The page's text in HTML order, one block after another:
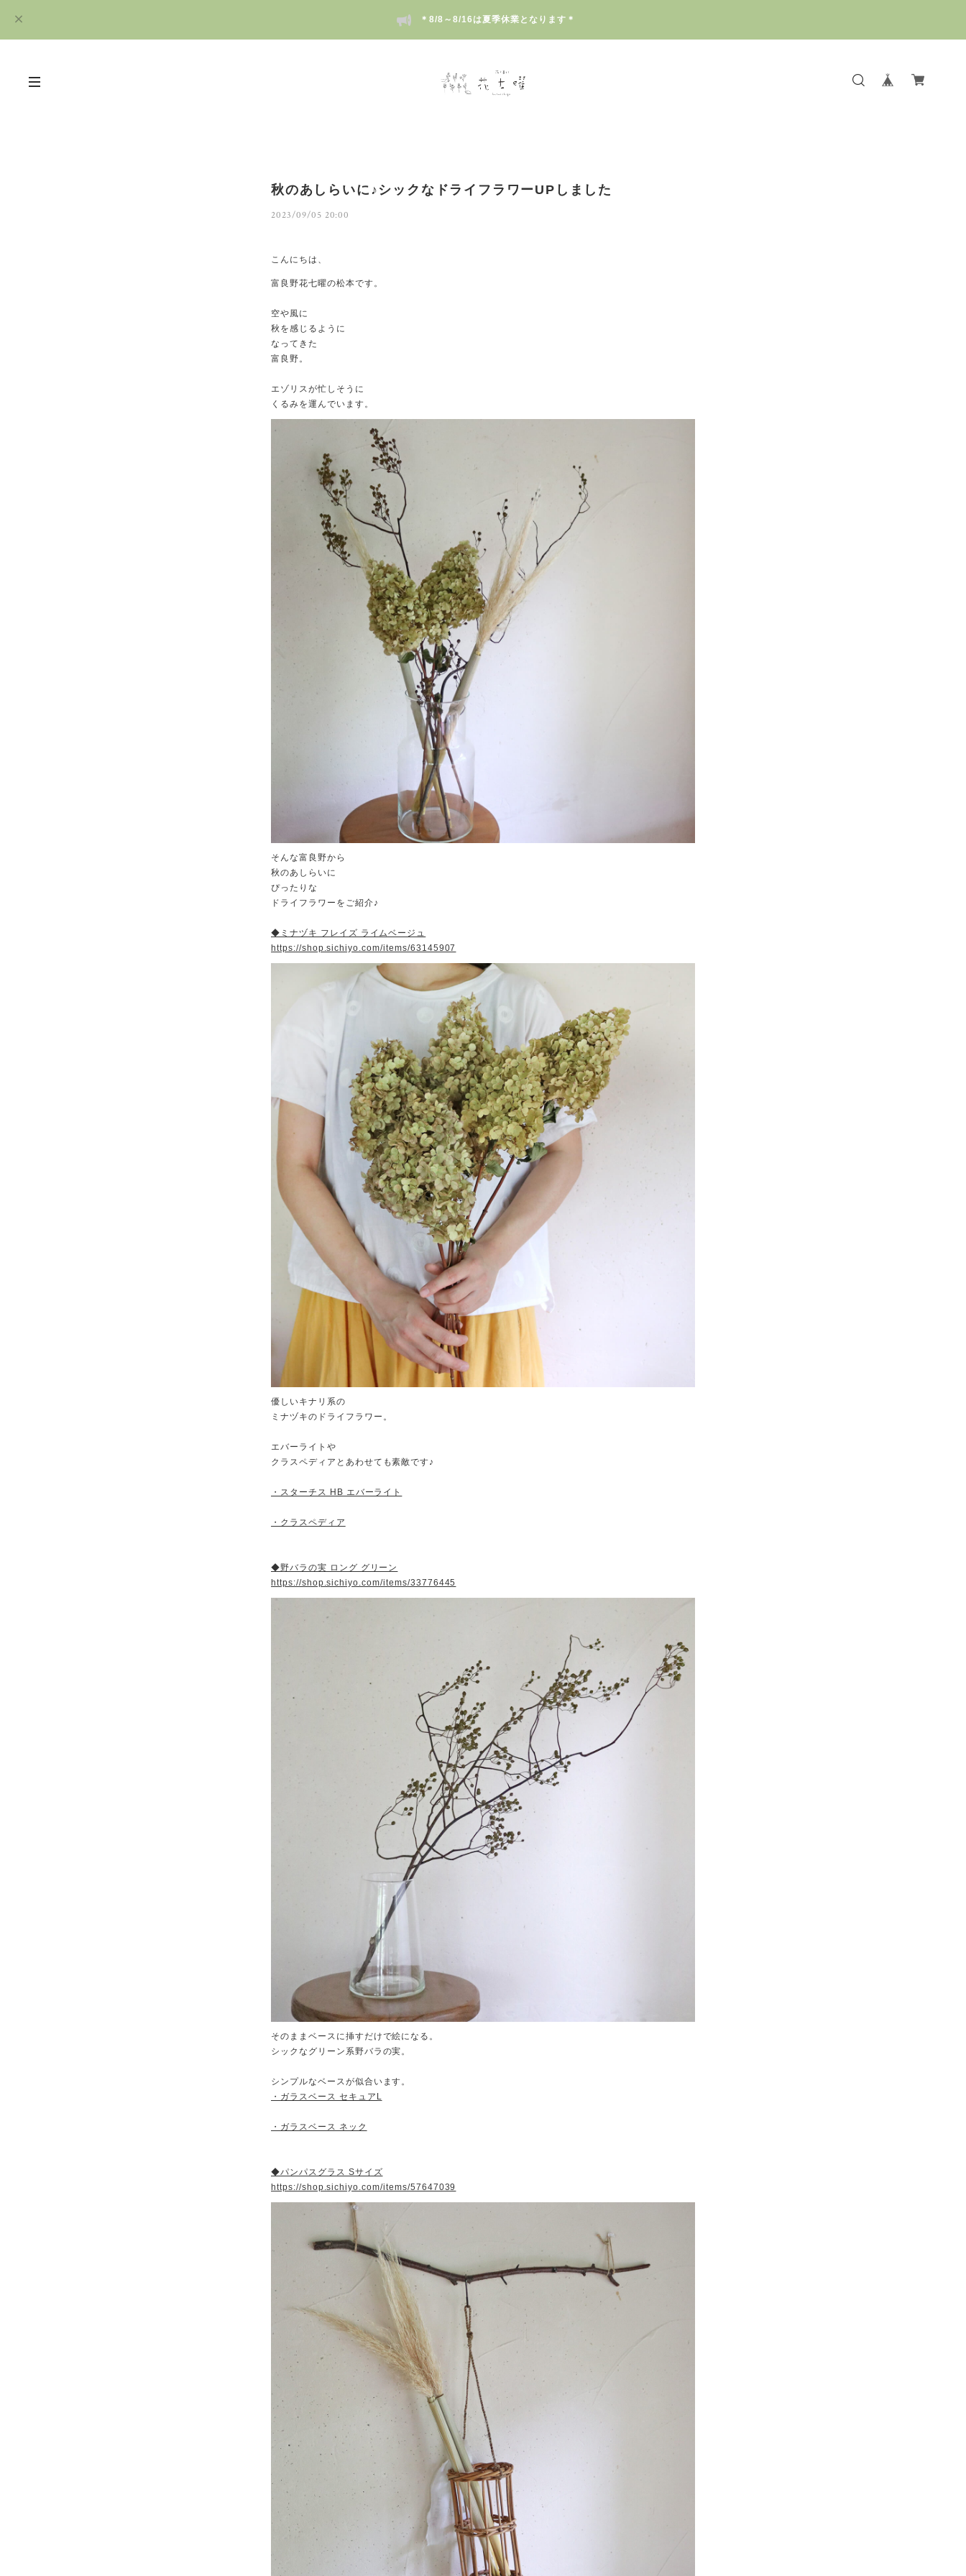
＊8/8～8/16は夏季休業となります＊
秋のあしらいに♪シックなドライフラワーUPしました
2023/09/05 20:00
こんにちは、
富良野花七曜の松本です。
空や風に
秋を感じるように
なってきた
富良野。
エゾリスが忙しそうに
くるみを運んでいます。
そんな富良野から
秋のあしらいに
ぴったりな
ドライフラワーをご紹介♪
◆ミナヅキ フレイズ ライムベージュ
https://shop.sichiyo.com/items/63145907
優しいキナリ系の
ミナヅキのドライフラワー。
エバーライトや
クラスペディアとあわせても素敵です♪
・スターチス HB エバーライト
・クラスペディア
◆野バラの実 ロング グリーン
https://shop.sichiyo.com/items/33776445
そのままベースに挿すだけで絵になる。
シックなグリーン系野バラの実。
シンプルなベースが似合います。
・ガラスベース セキュアL
・ガラスベース ネック
◆パンパスグラス Sサイズ
https://shop.sichiyo.com/items/57647039